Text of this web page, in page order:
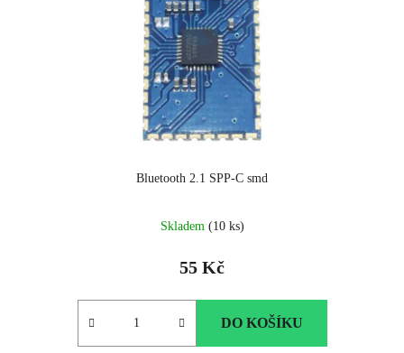
Bluetooth 2.1 SPP-C smd
Skladem (10 ks)
55 Kč
DO KOŠÍKU